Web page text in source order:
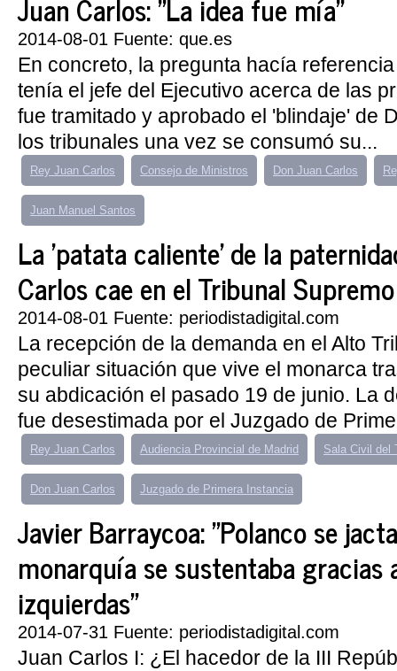
2014-08-01 Fuente: que.es
En concreto, la pregunta hacía
tenía el jefe del Ejecutivo acerca de las
fue tramitado y aprobado el 'blindaje' de
los tribunales una vez se consumó su...
Rey Juan Carlos Consejo de Ministros Don Juan Carlos
Juan Manuel Santos
La 'patata caliente' de la
Carlos cae en el Tribunal Supremo
2014-08-01 Fuente: periodistadigital.com
La recepción de la demanda en el Alto
peculiar situación que vive el monarca
su abdicación el pasado 19 de junio. La
fue desestimada por el Juzgado de
Rey Juan Carlos Audiencia Provincial de Madrid Sala Civil del
Don Juan Carlos Juzgado de Primera Instancia
Javier Barraycoa: "Polanco se
monarquía se sustentaba gracias
izquierdas"
2014-07-31 Fuente: periodistadigital.com
Juan Carlos I: ¿El hacedor de la III